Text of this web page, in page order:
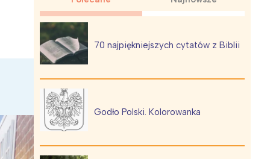
70 najpiękniejszych cytatów z Biblii
Godło Polski. Kolorowanka